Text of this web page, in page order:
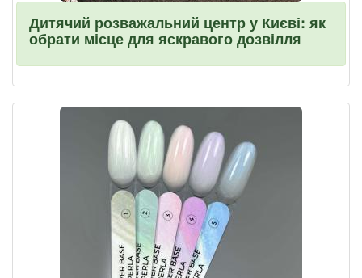
Дитячий розважальний центр у Києві: як
обрати місце для яскравого дозвілля